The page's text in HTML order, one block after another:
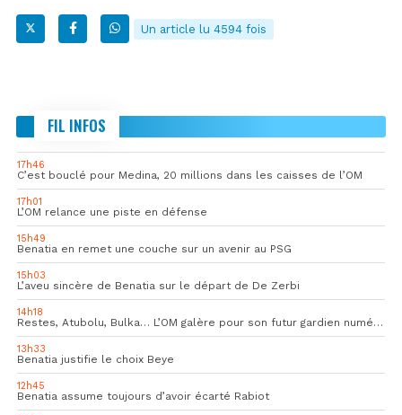
Un article lu 4594 fois
FIL INFOS
17h46
C’est bouclé pour Medina, 20 millions dans les caisses de l’OM
17h01
L’OM relance une piste en défense
15h49
Benatia en remet une couche sur un avenir au PSG
15h03
L’aveu sincère de Benatia sur le départ de De Zerbi
14h18
Restes, Atubolu, Bulka… L’OM galère pour son futur gardien numéro 1
13h33
Benatia justifie le choix Beye
12h45
Benatia assume toujours d’avoir écarté Rabiot